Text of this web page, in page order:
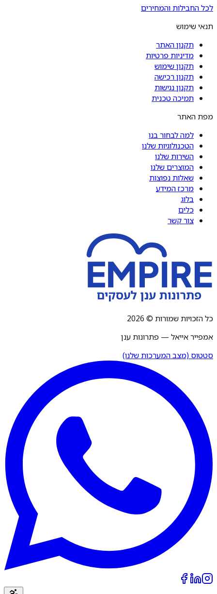
לכל החבילות והמחירים
תנאי שימוש
תקנון האתר
מדיניות פרטיות
תקנון שימוש
תקנון רכישה
תקנון נגישות
תמיכה טכנית
מפת האתר
למה לבחור בנו
הטכנולוגיות שלנו
השירות שלנו
המוצרים שלנו
שאלות נפוצות
מרכז המידע
בלוג
כלים
צור קשר
כל הזכויות שמורות © 2026
אמפייר אייאל — פתרונות ענן
סטטוס (מצב המערכות שלנו)